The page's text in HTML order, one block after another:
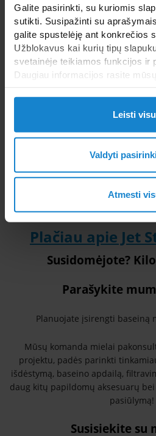
Galite pasirinkti, su kuriomis
sutikti. Susipažinti su
galite spustelėję ant konkrečios
Užblokavus kai kurių tipų
svetainėje teikiamos funkcijos ir
Daugiau informacijos rasite mūsų
Leisti
Valdyti
Atmesti
Plačiau apie Jet
Susidomėjote?
Parašykite
Planuojate įsirengti baseiną
Mūsų komanda mielai
projektu, padės parinkti
išdėstymą, baseino apdailą,
daug kitų papildomų aksesuarų
pasiūlymą!
Susisiekite su